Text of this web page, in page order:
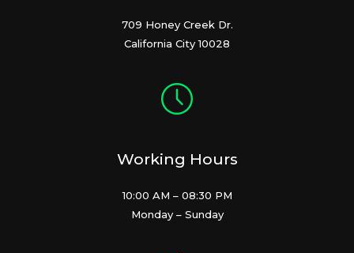
709 Honey Creek Dr.
California City 10028
Working Hours
10:00 AM – 08:30 PM
Monday – Sunday